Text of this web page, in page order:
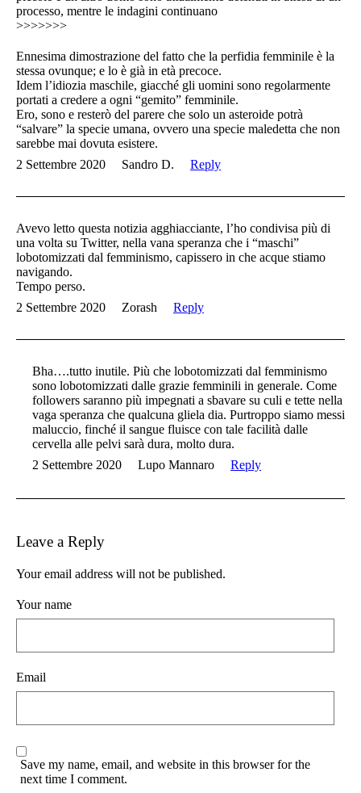
processo, mentre le indagini continuano
>>>>>>>
Ennesima dimostrazione del fatto che la perfidia femminile è la
stessa ovunque; e lo è già in età precoce.
Idem l’idiozia maschile, giacché gli uomini sono regolarmente
portati a credere a ogni “gemito” femminile.
Ero, sono e resterò del parere che solo un asteroide potrà
“salvare” la specie umana, ovvero una specie maledetta che non
sarebbe mai dovuta esistere.
2 Settembre 2020
Sandro D. Reply
Avevo letto questa notizia agghiacciante, l’ho condivisa più di
una volta su Twitter, nella vana speranza che i “maschi”
lobotomizzati dal femminismo, capissero in che acque stiamo
navigando.
Tempo perso.
2 Settembre 2020
Zorash Reply
Bha….tutto inutile. Più che lobotomizzati dal femminismo
sono lobotomizzati dalle grazie femminili in generale. Come
followers saranno più impegnati a sbavare su culi e tette nella
vaga speranza che qualcuna gliela dia. Purtroppo siamo messi
maluccio, finché il sangue fluisce con tale facilità dalle
cervella alle pelvi sarà dura, molto dura.
2 Settembre 2020
Lupo Mannaro Reply
Leave a Reply
Your email address will not be published.
Your name
Email
Save my name, email, and website in this browser for the
next time I comment.